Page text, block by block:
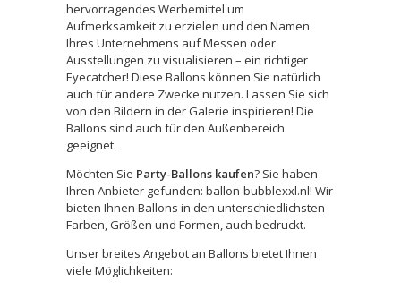
hervorragendes Werbemittel um
Aufmerksamkeit zu erzielen und den Namen
Ihres Unternehmens auf Messen oder
Ausstellungen zu visualisieren – ein richtiger
Eyecatcher! Diese Ballons können Sie natürlich
auch für andere Zwecke nutzen. Lassen Sie sich
von den Bildern in der Galerie inspirieren! Die
Ballons sind auch für den Außenbereich
geeignet.
Möchten Sie Party-Ballons kaufen? Sie haben
Ihren Anbieter gefunden: ballon-bubblexxl.nl! Wir
bieten Ihnen Ballons in den unterschiedlichsten
Farben, Größen und Formen, auch bedruckt.
Unser breites Angebot an Ballons bietet Ihnen
viele Möglichkeiten: